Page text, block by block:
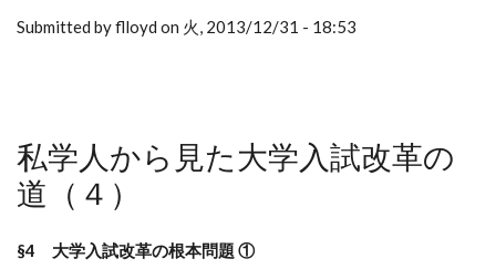
Submitted by flloyd on 火, 2013/12/31 - 18:53
私学人から見た大学入試改革の
道（４）
§4 大学入試改革の根本問題 ①